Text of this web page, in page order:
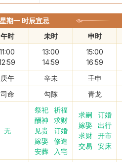
期一 时辰宜忌
午时 未时 申时
11:00
13:00
14:59
15:00
16:59
庚午 辛未 壬申
司命 勾陈 青龙
无
祭祀
祈福
酬神
求财
见贵
订婚
嫁娶
修造
安葬
入宅
求嗣
订婚
嫁娶
出行
求财
开市
交易
安床